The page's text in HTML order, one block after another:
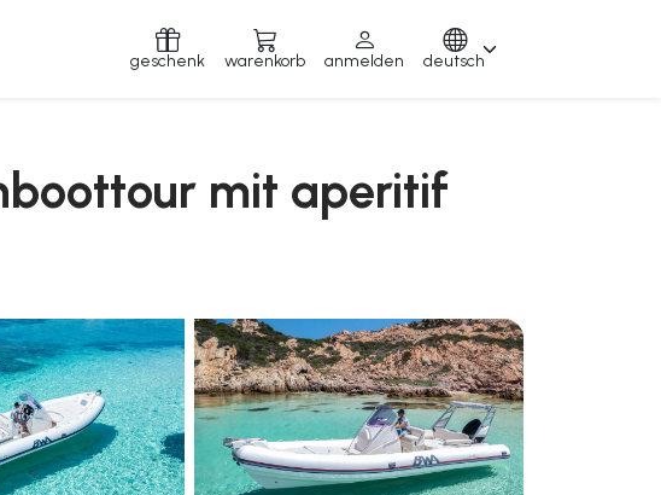
geschenk warenkorb anmelden deutsch
mit aperitif